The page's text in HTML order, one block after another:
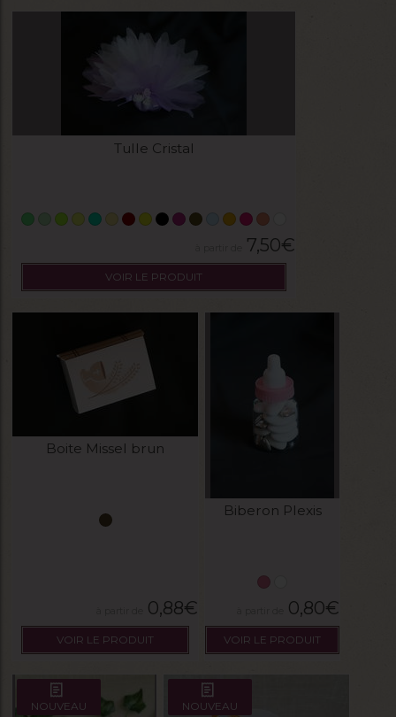
Tulle Cristal
7,50€
VOIR LE PRODUIT
Boite Missel brun
0,88€
VOIR LE PRODUIT
Biberon Plexis
0,80€
VOIR LE PRODUIT
NOUVEAU NOUVEAU